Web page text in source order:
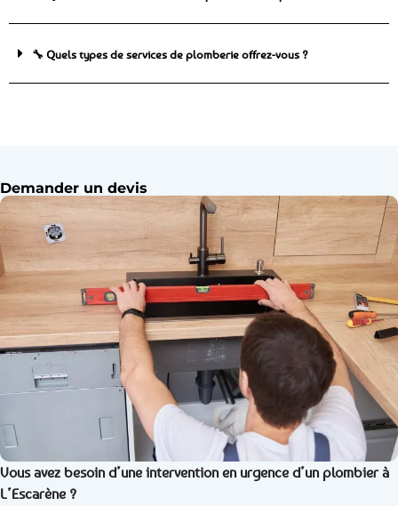
🔧 Quels types de services de plomberie offrez-vous ?
Demander un devis
Vous avez besoin d’une intervention en urgence d’un plombier à
L’Escarène ?